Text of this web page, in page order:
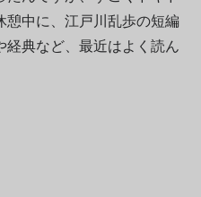
中に、江戸川乱歩の短編
典など、最近はよく読ん